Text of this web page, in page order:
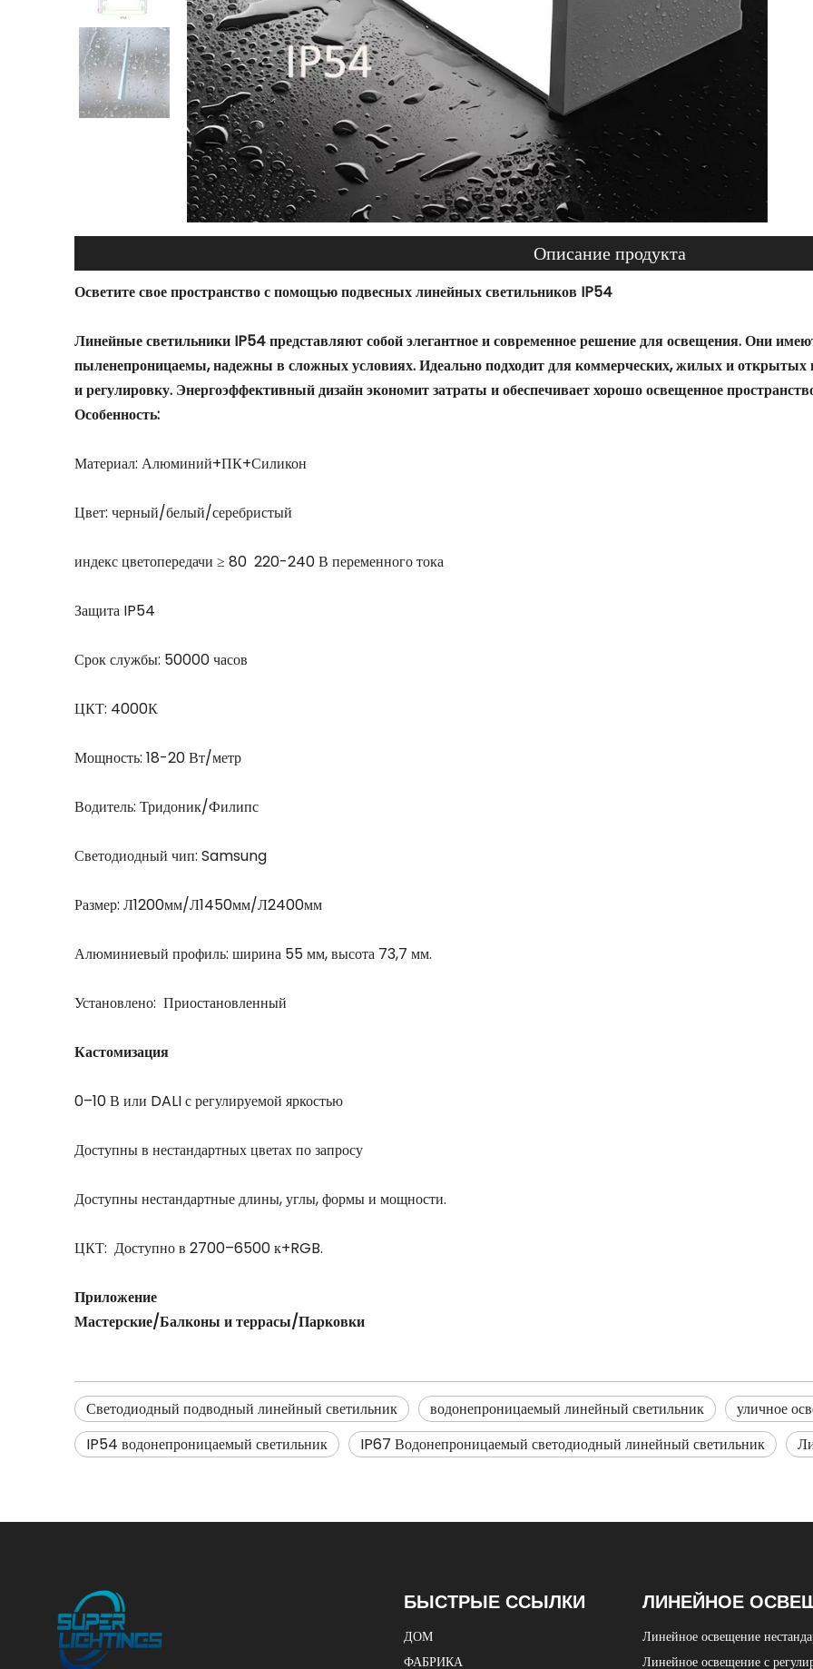
Описание продукта
Осветите свое пространство с помощью подвесных линейных светильников IP54
Линейные светильники IP54 представляют собой элегантное и современное решение для освещения. Они
пыленепроницаемы, надежны в сложных условиях. Идеально подходит для коммерческих, жилых и открытых
и регулировку. Энергоэффективный дизайн экономит затраты и обеспечивает хорошо освещенное
Особенность:
Материал: Алюминий+ПК+Силикон
Цвет: черный/белый/серебристый
индекс цветопередачи ≥ 80 220-240 В переменного тока
Защита IP54
Срок службы: 50000 часов
ЦКТ: 4000К
Мощность: 18-20 Вт/метр
Водитель: Тридоник/Филипс
Светодиодный чип: Samsung
Размер: Л1200мм/Л1450мм/Л2400мм
Алюминиевый профиль: ширина 55 мм, высота 73,7 мм.
Установлено: Приостановленный
Кастомизация
0–10 В или DALI с регулируемой яркостью
Доступны в нестандартных цветах по запросу
Доступны нестандартные длины, углы, формы и мощности.
ЦКТ: Доступно в 2700–6500 к+RGB.
Приложение
Мастерские/Балконы и террасы/Парковки
Светодиодный подводный линейный светильник водонепроницаемый линейный светильник
уличное
IP54 водонепроницаемый светильник
IP67 Водонепроницаемый светодиодный линейный светильник
БЫСТРЫЕ ССЫЛКИ
ДОМ
ФАБРИКА
ЛИНЕЙНОЕ
Линейное освещение
Линейное освещение с